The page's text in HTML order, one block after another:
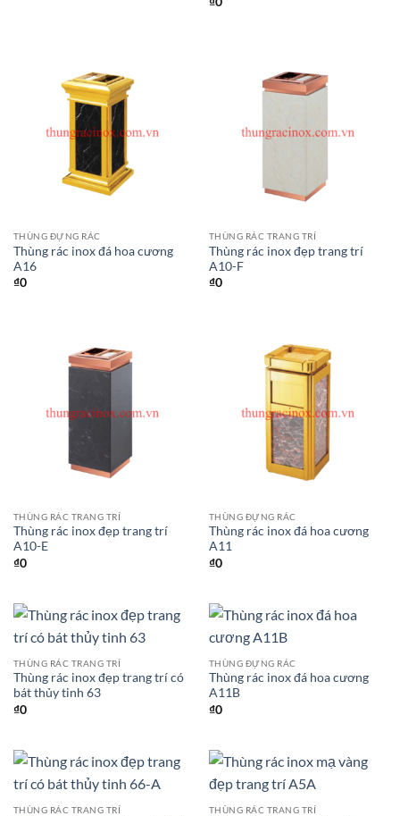
THÙNG ĐỰNG RÁC
Thùng rác inox đá hoa cương
A16
₫0
THÙNG RÁC TRANG TRÍ
Thùng rác inox đẹp trang trí
A10-F
₫0
THÙNG RÁC TRANG TRÍ
Thùng rác inox đẹp trang trí
A10-E
₫0
THÙNG ĐỰNG RÁC
Thùng rác inox đá hoa cương
A11
₫0
THÙNG RÁC TRANG TRÍ
Thùng rác inox đẹp trang trí có
bát thủy tinh 63
₫0
THÙNG ĐỰNG RÁC
Thùng rác inox đá hoa cương
A11B
₫0
THÙNG RÁC TRANG TRÍ THÙNG RÁC TRANG TRÍ